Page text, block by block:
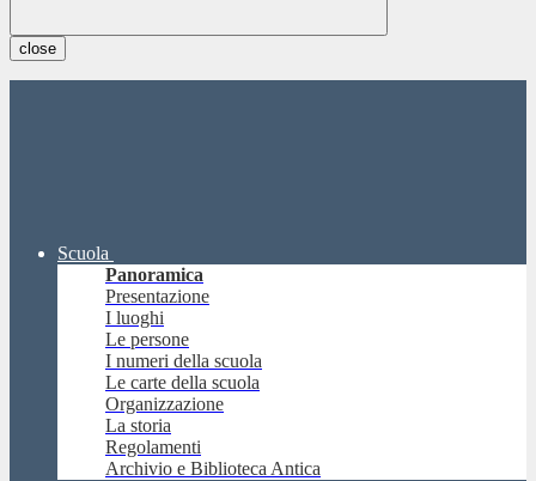
close
Scuola
Panoramica
Presentazione
I luoghi
Le persone
I numeri della scuola
Le carte della scuola
Organizzazione
La storia
Regolamenti
Archivio e Biblioteca Antica